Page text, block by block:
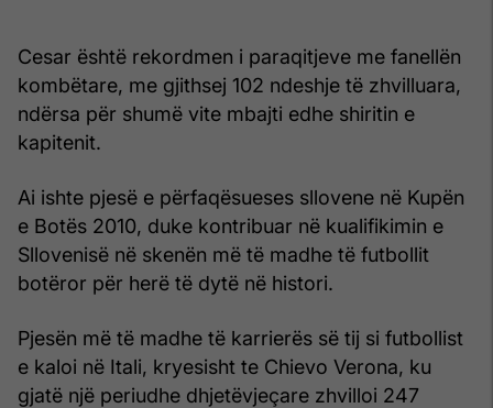
Cesar është rekordmen i paraqitjeve me fanellën
kombëtare, me gjithsej 102 ndeshje të zhvilluara,
ndërsa për shumë vite mbajti edhe shiritin e
kapitenit.
Ai ishte pjesë e përfaqësueses sllovene në Kupën
e Botës 2010, duke kontribuar në kualifikimin e
Sllovenisë në skenën më të madhe të futbollit
botëror për herë të dytë në histori.
Pjesën më të madhe të karrierës së tij si futbollist
e kaloi në Itali, kryesisht te Chievo Verona, ku
gjatë një periudhe dhjetëvjeçare zhvilloi 247